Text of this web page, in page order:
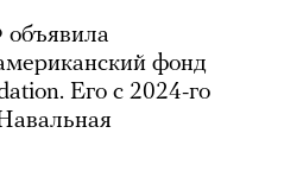
объявила
фонд
Его с 2024-го